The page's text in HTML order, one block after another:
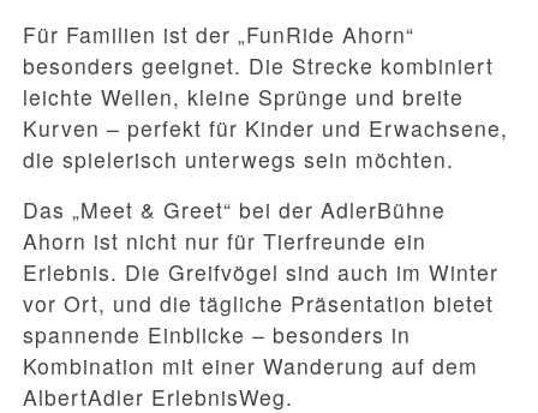
Für Familien ist der „FunRide Ahorn“
besonders geeignet. Die Strecke kombiniert
leichte Wellen, kleine Sprünge und breite
Kurven – perfekt für Kinder und Erwachsene,
die spielerisch unterwegs sein möchten.
Das „Meet & Greet“ bei der AdlerBühne
Ahorn ist nicht nur für Tierfreunde ein
Erlebnis. Die Greifvögel sind auch im Winter
vor Ort, und die tägliche Präsentation bietet
spannende Einblicke – besonders in
Kombination mit einer Wanderung auf dem
AlbertAdler ErlebnisWeg.